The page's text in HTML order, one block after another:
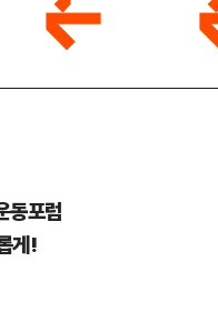
동포럼
게!